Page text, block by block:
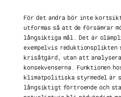
För det andra bör inte
utformas så att de försämrar
långsiktiga mål. Det är
exempelvis reduktionsplikten
krisåtgärd, utan att
konsekvenserna. Funktionen
klimatpolitiska styrmedel är
långsiktigt förtroende och